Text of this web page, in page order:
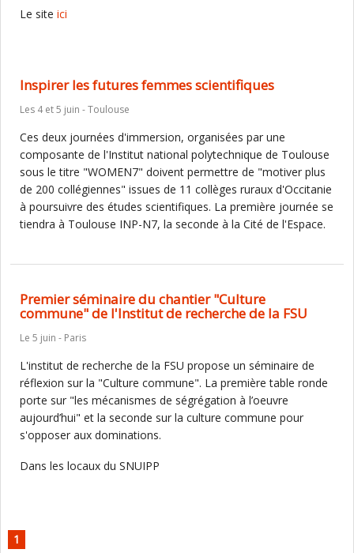
Le site ici
Inspirer les futures femmes scientifiques
Les 4 et 5 juin - Toulouse
Ces deux journées d'immersion, organisées par une
composante de l'Institut national polytechnique de Toulouse
sous le titre "WOMEN7" doivent permettre de "motiver plus
de 200 collégiennes" issues de 11 collèges ruraux d'Occitanie
à poursuivre des études scientifiques. La première journée se
tiendra à Toulouse INP-N7, la seconde à la Cité de l'Espace.
Premier séminaire du chantier "Culture
commune" de l'Institut de recherche de la FSU
Le 5 juin - Paris
L'institut de recherche de la FSU propose un séminaire de
réflexion sur la "Culture commune". La première table ronde
porte sur "les mécanismes de ségrégation à l’oeuvre
aujourd’hui" et la seconde sur la culture commune pour
s'opposer aux dominations.
Dans les locaux du SNUIPP
1